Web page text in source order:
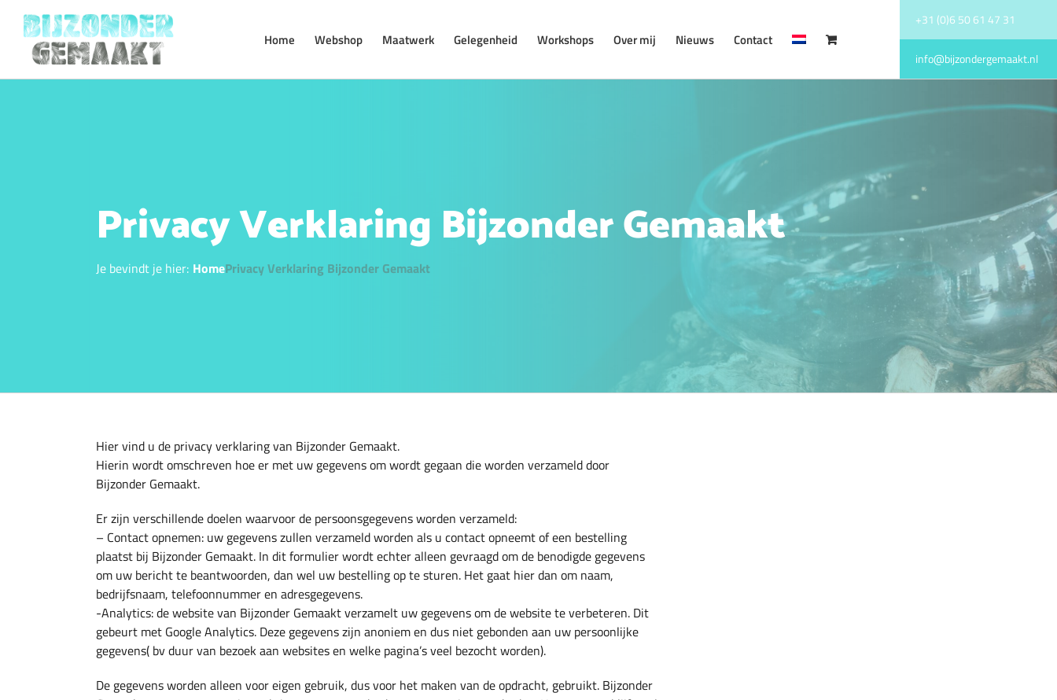
inhoud
Home Webshop Maatwerk Gelegenheid Workshops Over mij Nieuws Contact
+31 (0)6 50 61 47 31
info@bijzondergemaakt.nl
Privacy Verklaring Bijzonder Gemaakt
Je bevindt je hier: HomePrivacy Verklaring Bijzonder Gemaakt
Hier vind u de privacy verklaring van Bijzonder Gemaakt.
Hierin wordt omschreven hoe er met uw gegevens om wordt gegaan die worden verzameld door
Bijzonder Gemaakt.
Er zijn verschillende doelen waarvoor de persoonsgegevens worden verzameld:
– Contact opnemen: uw gegevens zullen verzameld worden als u contact opneemt of een bestelling
plaatst bij Bijzonder Gemaakt. In dit formulier wordt echter alleen gevraagd om de benodigde gegevens
om uw bericht te beantwoorden, dan wel uw bestelling op te sturen. Het gaat hier dan om naam,
bedrijfsnaam, telefoonnummer en adresgegevens.
-Analytics: de website van Bijzonder Gemaakt verzamelt uw gegevens om de website te verbeteren. Dit
gebeurt met Google Analytics. Deze gegevens zijn anoniem en dus niet gebonden aan uw persoonlijke
gegevens( bv duur van bezoek aan websites en welke pagina’s veel bezocht worden).
De gegevens worden alleen voor eigen gebruik, dus voor het maken van de opdracht, gebruikt. Bijzonder